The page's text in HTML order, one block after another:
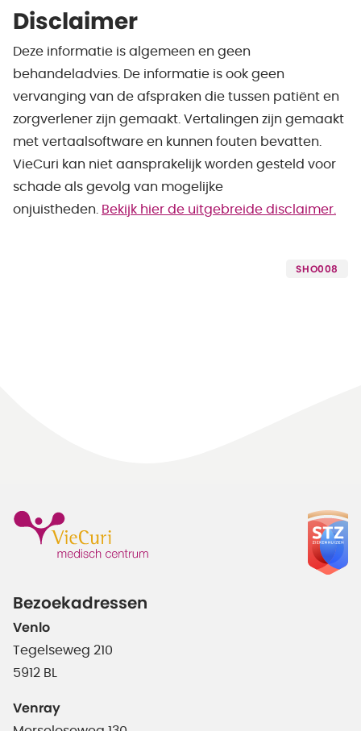
Disclaimer
Deze informatie is algemeen en geen
behandeladvies. De informatie is ook geen
vervanging van de afspraken die tussen patiënt en
zorgverlener zijn gemaakt. Vertalingen zijn gemaakt
met vertaalsoftware en kunnen fouten bevatten.
VieCuri kan niet aansprakelijk worden gesteld voor
schade als gevolg van mogelijke
onjuistheden.
Bekijk hier de uitgebreide disclaimer.
SHO008
Bezoekadressen
Venlo
Tegelseweg 210
5912 BL
Venray